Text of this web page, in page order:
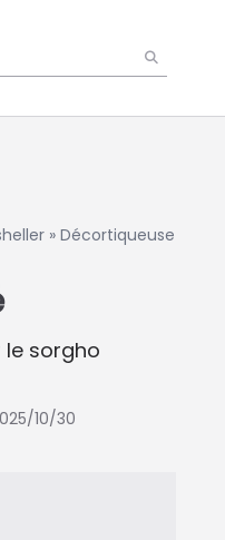
» Décortiqueuse
sorgho
10/30